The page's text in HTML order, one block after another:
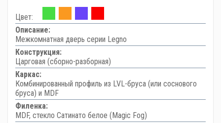
Цвет:
Описание:
Межкомнатная дверь серии Legno
Конструкция:
Царговая (сборно-разборная)
Каркас:
Комбинированный профиль из LVL-бруса (или соснового
бруса) и MDF
Филенка:
MDF, стекло Сатинато белое (Magic Fog)